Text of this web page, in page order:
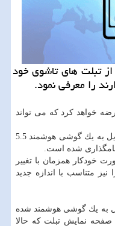
تبلت های تاشوی خود
را معرفی نمود.
خواهد كرد كه می تواند
این تبلت 7.8 اینچی قابلیت تا شدن و تبدیل به یك گوشی هوشمند 5.5
خودكار همزمان با تغییر
متناسب با اندازه جدید
به یك گوشی هوشمند شده
نمایش تبلت كه حالا